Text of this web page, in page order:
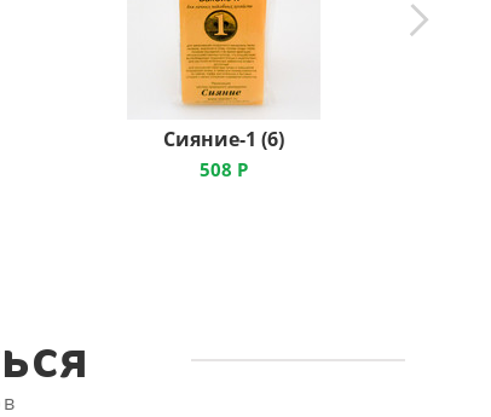
Сияние-1 (6)
508 Р